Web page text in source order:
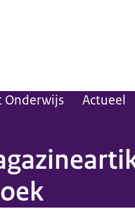
Onderwijs Actueel